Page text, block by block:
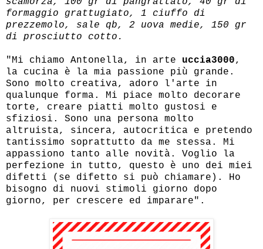
formaggio grattugiato, 1 ciuffo di
prezzemolo, sale qb, 2 uova medie, 150 gr
di prosciutto cotto.
"Mi chiamo Antonella, in arte uccia3000,
la cucina è la mia passione più grande.
Sono molto creativa, adoro l'arte in
qualunque forma. Mi piace molto decorare
torte, creare piatti molto gustosi e
sfiziosi. Sono una persona molto
altruista, sincera, autocritica e pretendo
tantissimo soprattutto da me stessa. Mi
appassiono tanto alle novità. Voglio la
perfezione in tutto, questo è uno dei miei
difetti (se difetto si può chiamare). Ho
bisogno di nuovi stimoli giorno dopo
giorno, per crescere ed imparare".